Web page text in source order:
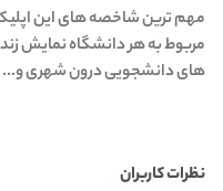
مهم ترین شاخصه های این
مربوط به هر دانشگاه نمایش
های دانشجویی درون شهری و...
نظرات کاربران